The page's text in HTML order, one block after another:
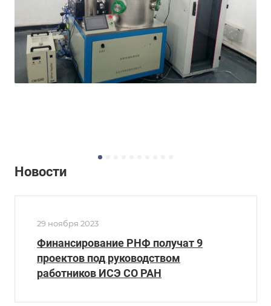
Новости
29 ноября 2023
Финансирование РНФ получат 9
проектов под руководством
работников ИСЭ СО РАН